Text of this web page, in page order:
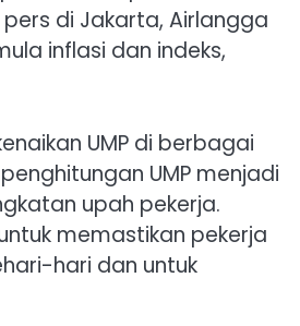
di Jakarta, Airlangga
inflasi dan indeks,
UMP di berbagai
UMP menjadi
upah pekerja.
memastikan pekerja
hari dan untuk